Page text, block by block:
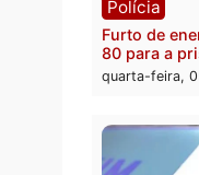
O
apreende
Velho e